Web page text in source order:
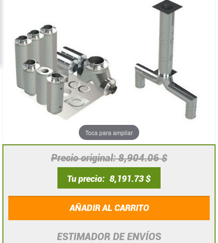
Precio original 8,904.06 $
Tu precio 8,191.73 $
AÑADIR AL CARRITO
ESTIMADOR DE ENVÍOS
imágenes
imágenes
Toca para ampliar